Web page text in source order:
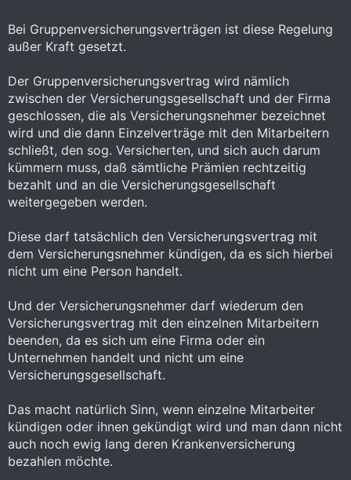
Bei Gruppenversicherungsverträgen ist diese Regelung
außer Kraft gesetzt.
Der Gruppenversicherungsvertrag wird nämlich
zwischen der Versicherungsgesellschaft und der Firma
geschlossen, die als Versicherungsnehmer bezeichnet
wird und die dann Einzelverträge mit den Mitarbeitern
schließt, den sog. Versicherten, und sich auch darum
kümmern muss, daß sämtliche Prämien rechtzeitig
bezahlt und an die Versicherungsgesellschaft
weitergegeben werden.
Diese darf tatsächlich den Versicherungsvertrag mit
dem Versicherungsnehmer kündigen, da es sich hierbei
nicht um eine Person handelt.
Und der Versicherungsnehmer darf wiederum den
Versicherungsvertrag mit den einzelnen Mitarbeitern
beenden, da es sich um eine Firma oder ein
Unternehmen handelt und nicht um eine
Versicherungsgesellschaft.
Das macht natürlich Sinn, wenn einzelne Mitarbeiter
kündigen oder ihnen gekündigt wird und man dann nicht
auch noch ewig lang deren Krankenversicherung
bezahlen möchte.